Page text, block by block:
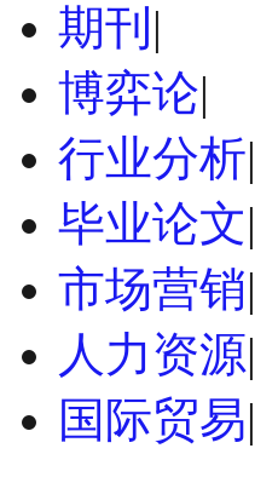
期刊 |
博弈论|
行业分析|
毕业论文|
市场营销|
人力资源|
国际贸易|